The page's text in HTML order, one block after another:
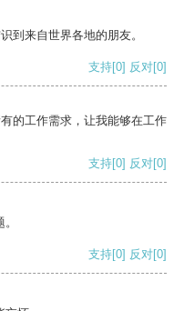
到来自世界各地的朋友。
支持[0] 反对[0]
的工作需求，让我能够在工作
支持[0] 反对[0]
支持[0] 反对[0]